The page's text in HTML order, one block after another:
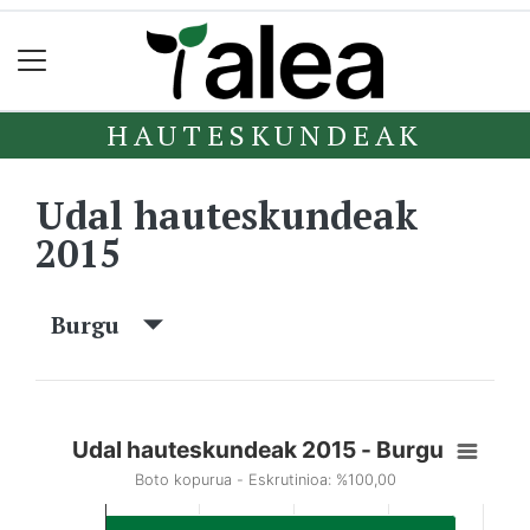
HAUTESKUNDEAK
Udal hauteskundeak
2015
Burgu
Udal hauteskundeak 2015 - Burgu
Boto kopurua - Eskrutinioa: %100,00